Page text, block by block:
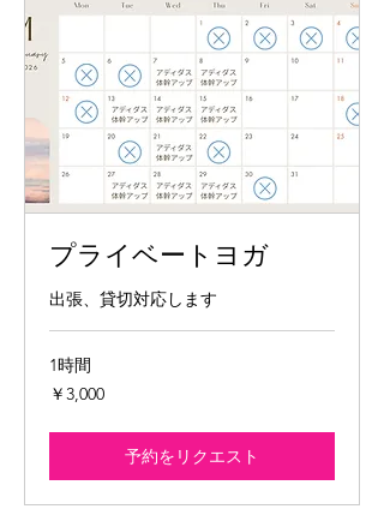
プライベートヨガ
出張、貸切対応します
1時間
3,000
円
￥3,000
予約をリクエスト